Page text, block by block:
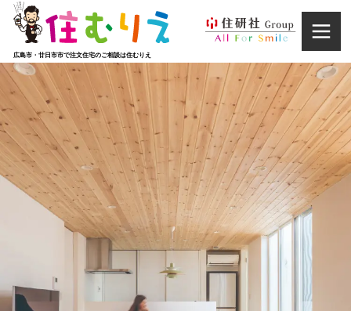
広島市・廿日市市で注文住宅のご相談は住むりえ
家づくり
CONCEPT
施工実例
WORKS
イベント情報
EVENT INFORMATION